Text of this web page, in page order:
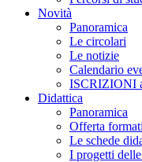
Novità
Panoramica
Le circolari
Le notizie
Calendario
ISCRIZIONI
Didattica
Panoramica
Offerta
Le schede
I progetti